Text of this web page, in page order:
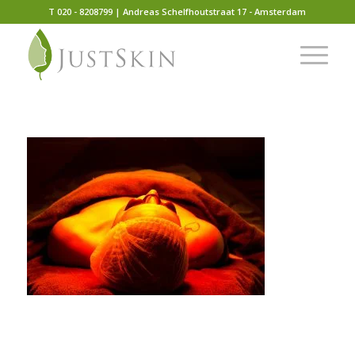
T 020 - 8208799 | Andreas Schelfhoutstraat 17 - Amsterdam